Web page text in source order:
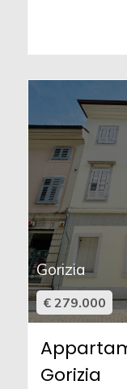
Gorizia
€ 279.000
Gorizia